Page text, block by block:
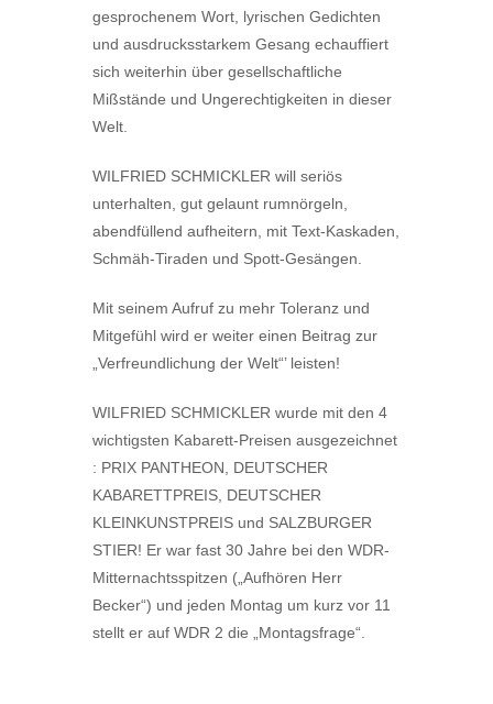
gesprochenem Wort, lyrischen Gedichten
und ausdrucksstarkem Gesang echauffiert
sich weiterhin über gesellschaftliche
Mißstände und Ungerechtigkeiten in dieser
Welt.
WILFRIED SCHMICKLER will seriös
unterhalten, gut gelaunt rumnörgeln,
abendfüllend aufheitern, mit Text-Kaskaden,
Schmäh-Tiraden und Spott-Gesängen.
Mit seinem Aufruf zu mehr Toleranz und
Mitgefühl wird er weiter einen Beitrag zur
„Verfreundlichung der Welt“’ leisten!
WILFRIED SCHMICKLER wurde mit den 4
wichtigsten Kabarett-Preisen ausgezeichnet
: PRIX PANTHEON, DEUTSCHER
KABARETTPREIS, DEUTSCHER
KLEINKUNSTPREIS und SALZBURGER
STIER! Er war fast 30 Jahre bei den WDR-
Mitternachtsspitzen („Aufhören Herr
Becker“) und jeden Montag um kurz vor 11
stellt er auf WDR 2 die „Montagsfrage“.